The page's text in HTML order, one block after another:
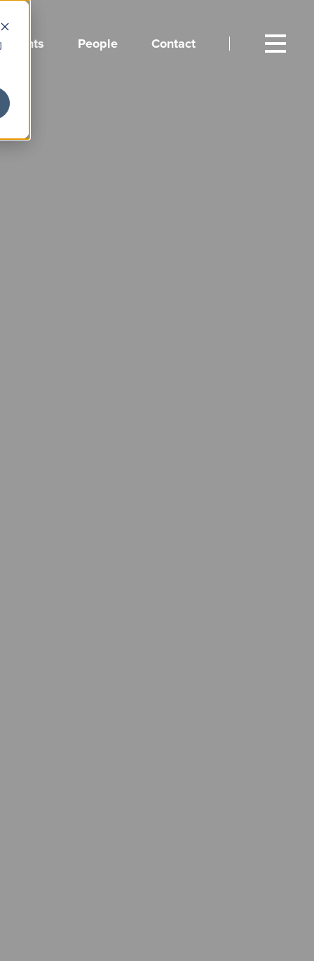
Events People Contact